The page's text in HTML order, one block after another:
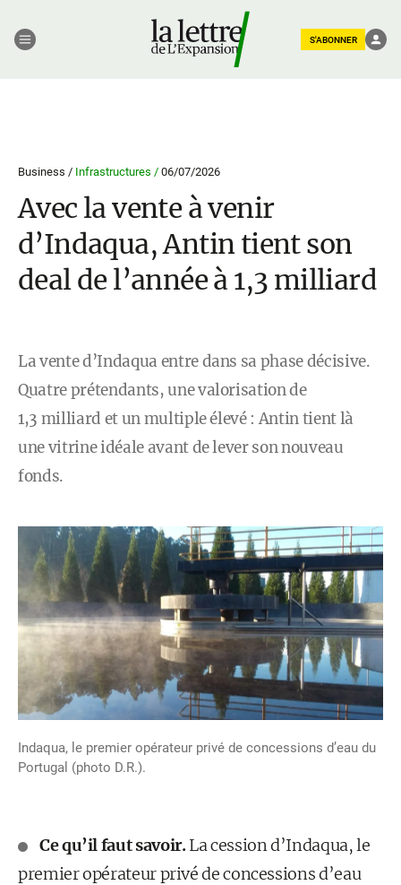
S'ABONNER
Business / Infrastructures / 06/07/2026
Avec la vente à venir
d’Indaqua, Antin tient son
deal de l’année à 1,3 milliard
La vente d’Indaqua entre dans sa phase décisive.
Quatre prétendants, une valorisation de
1,3 milliard et un multiple élevé : Antin tient là
une vitrine idéale avant de lever son nouveau
fonds.
Indaqua, le premier opérateur privé de concessions d’eau du
Portugal (photo D.R.).
Ce qu’il faut savoir.La cession d’Indaqua, le
premier opérateur privé de concessions d’eau